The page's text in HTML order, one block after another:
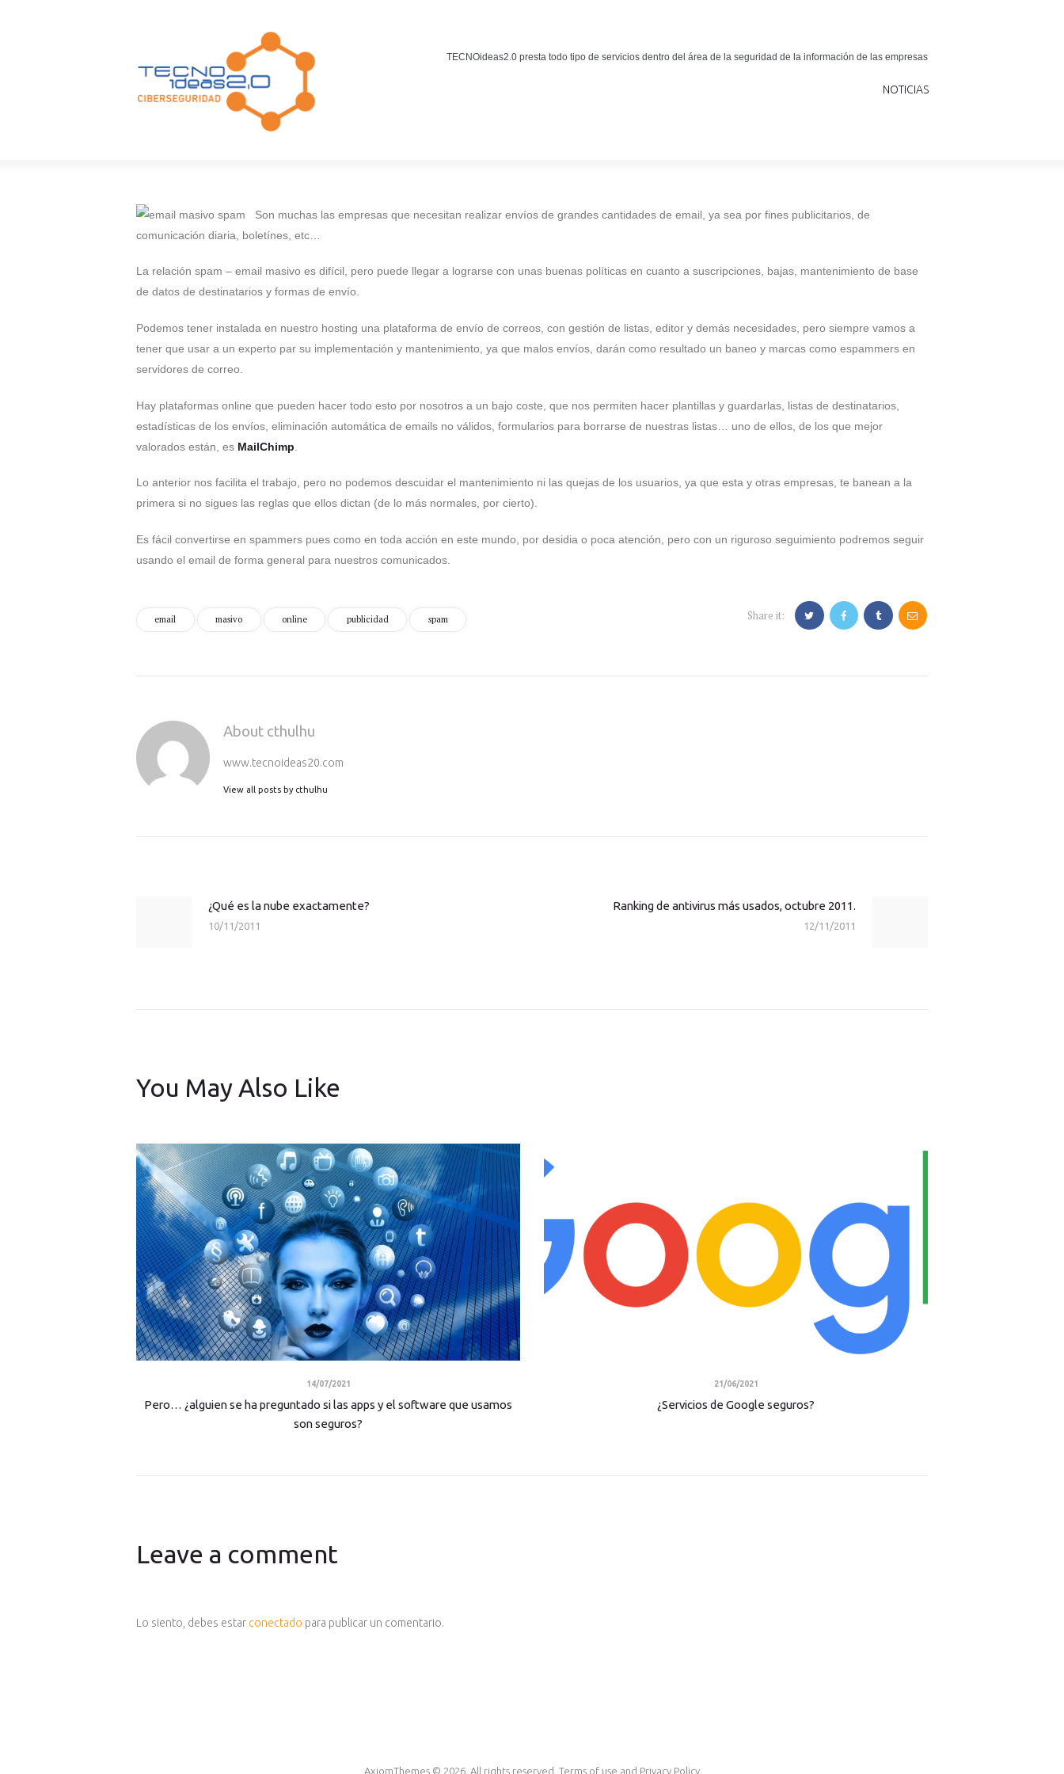
TECNOideas2.0 presta todo tipo de servicios dentro del área de la seguridad de la información de las empresas
NOTICIAS
Noticias tecnológicas.
Son muchas las empresas que necesitan realizar envíos de grandes cantidades de email, ya sea por fines publicitarios, de
comunicación diaria, boletínes, etc…
La relación spam – email masivo es difícil, pero puede llegar a lograrse con unas buenas políticas en cuanto a suscripciones, bajas, mantenimiento de base
de datos de destinatarios y formas de envío.
Podemos tener instalada en nuestro hosting una plataforma de envío de correos, con gestión de listas, editor y demás necesidades, pero siempre vamos a
tener que usar a un experto par su implementación y mantenimiento, ya que malos envíos, darán como resultado un baneo y marcas como espammers en
servidores de correo.
Hay plataformas online que pueden hacer todo esto por nosotros a un bajo coste, que nos permiten hacer plantillas y guardarlas, listas de destinatarios,
estadísticas de los envíos, eliminación automática de emails no válidos, formularios para borrarse de nuestras listas… uno de ellos, de los que mejor
valorados están, es MailChimp
Lo anterior nos facilita el trabajo, pero no podemos descuidar el mantenimiento ni las quejas de los usuarios, ya que esta y otras empresas, te banean a la
primera si no sigues las reglas que ellos dictan (de lo más normales, por cierto).
Es fácil convertirse en spammers pues como en toda acción en este mundo, por desidia o poca atención, pero con un riguroso seguimiento podremos seguir
usando el email de forma general para nuestros comunicados.
email masivo online publicidad spam Share it:
About cthulhu
www.tecnoideas20.com
View all posts by cthulhu
entradasPrevious
post:
¿Qué es la nube exactamente?
10/11/2011
Ranking de antivirus más usados, octubre 2011.
12/11/2011
You May Also Like
14/07/2021
Pero… ¿alguien se ha preguntado si las apps y el software que usamos
son seguros?
21/06/2021
¿Servicios de Google seguros?
Leave a comment
Lo siento, debes estar conectado para publicar un comentario.
AxiomThemes © 2026. All rights reserved. Terms of use and Privacy Policy